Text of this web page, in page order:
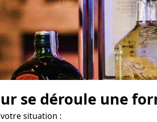
se déroule une
situation :